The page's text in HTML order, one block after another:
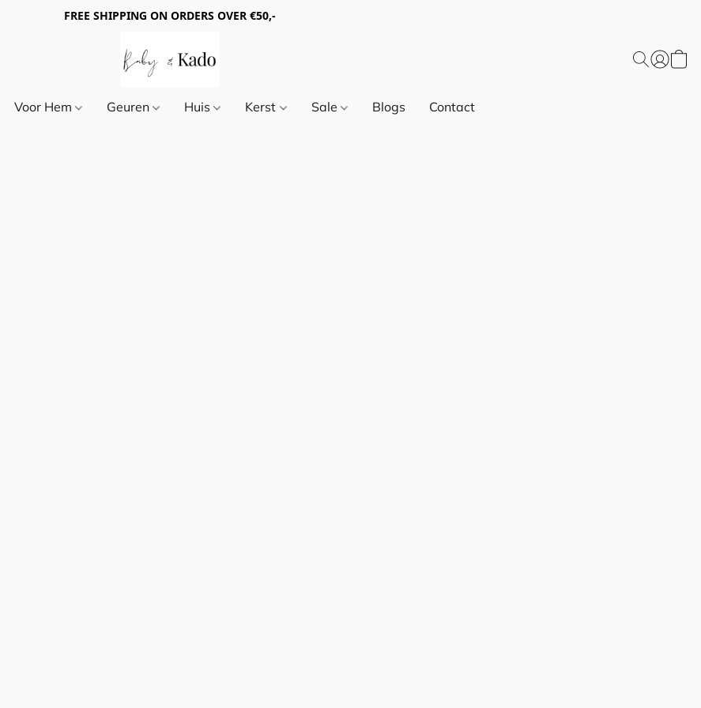
FREE SHIPPING ON ORDERS OVER €50,-
Voor Hem Geuren Huis Kerst Sale Blogs Contact